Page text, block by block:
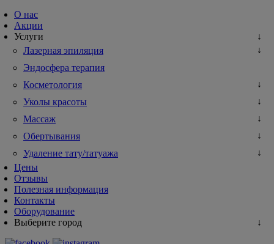
О нас
Акции
Услуги
Лазерная эпиляция
Эндосфера терапия
Косметология
Уколы красоты
Массаж
Обертывания
Удаление тату/татуажа
Цены
Отзывы
Полезная информация
Контакты
Оборудование
Выберите город